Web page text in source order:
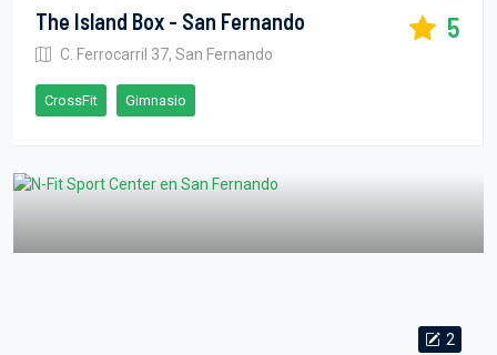
The Island Box - San Fernando
C. Ferrocarril 37, San Fernando
5
CrossFit Gimnasio
2